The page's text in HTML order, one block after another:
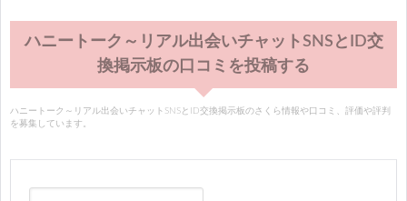
ハニートーク～リアル出会いチャットSNSとID交
換掲示板の口コミを投稿する
ハニートーク～リアル出会いチャットSNSとID交換掲示板のさくら情報や口コミ、評価や評判
を募集しています。